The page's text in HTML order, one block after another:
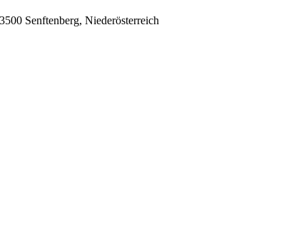
Senftenberg, Niederösterreich